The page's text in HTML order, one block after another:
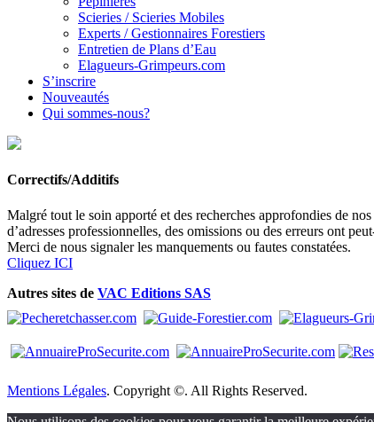
Scieries / Scieries Mobiles
Experts / Gestionnaires Forestiers
Entretien de Plans d’Eau
Elagueurs-Grimpeurs.com
S’inscrire
Nouveautés
Qui sommes-nous?
Correctifs/Additifs
Malgré tout le soin apporté et des recherches approfondies de
d’adresses professionnelles, des omissions ou des erreurs ont
Merci de nous signaler les manquements ou fautes constatées.
Cliquez ICI
Autres sites de VAC Editions SAS
Mentions Légales. Copyright ©. All Rights Reserved.